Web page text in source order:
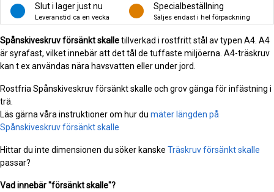
Slut i lager just nu
Leveranstid ca en vecka
Specialbeställning
Säljes endast i hel förpackning
Spånskiveskruv försänkt skalletillverkad i rostfritt stål av typen A4. A4
är syrafast, vilket innebär att det tål de tuffaste miljöerna. A4-träskruv
kan t ex användas nära havsvatten eller under jord.
Rostfria Spånskiveskruv försänkt skalle och grov gänga för infästning i
trä.
Läs gärna våra instruktioner om hur du mäter längden på
Spånskiveskruv försänkt skalle
Hittar du inte dimensionen du söker kanske Träskruv försänkt skalle
passar?
Vad innebär "försänkt skalle"?